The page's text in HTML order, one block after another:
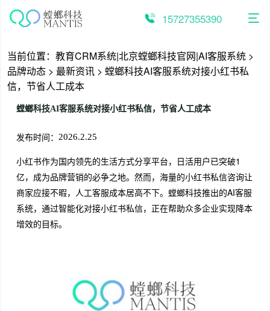
15727355390
当前位置： 教育CRM系统|北京螳螂科技官网|AI客服系统 >
品牌动态 > 最新资讯 > 螳螂科技AI客服系统对接小红书私
信，节省人工成本
螳螂科技AI客服系统对接小红书私信，节省人工成本
发布时间： 2026.2.25
小红书作为国内领先的生活方式分享平台，日活用户已突破1
亿，成为品牌营销的必争之地。然而，海量的小红书私信咨询让
商家应接不暇，人工客服成本居高不下。螳螂科技推出的AI客服
系统，通过智能化对接小红书私信，正在帮助众多企业实现降本
增效的目标。